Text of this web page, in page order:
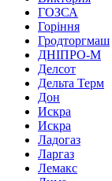
ГОЗСА
Горіння
Гродторгмаш
ДНІПРО-М
Делсот
Дельта Терм
Дон
Искра
Искра
Ладогаз
Ларгаз
Лемакс